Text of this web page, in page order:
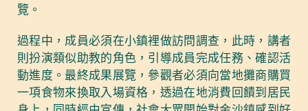
覽。
過程中，成員必須在小鎮裡做訪問調查，此時，講者
則扮演類似助教的角色，引導成員完成任務、確認活
動進度。最終成果展覽，參觀者必須向當地攤商購買
一項食物來換取入場資格，透過在地消費回饋到居民